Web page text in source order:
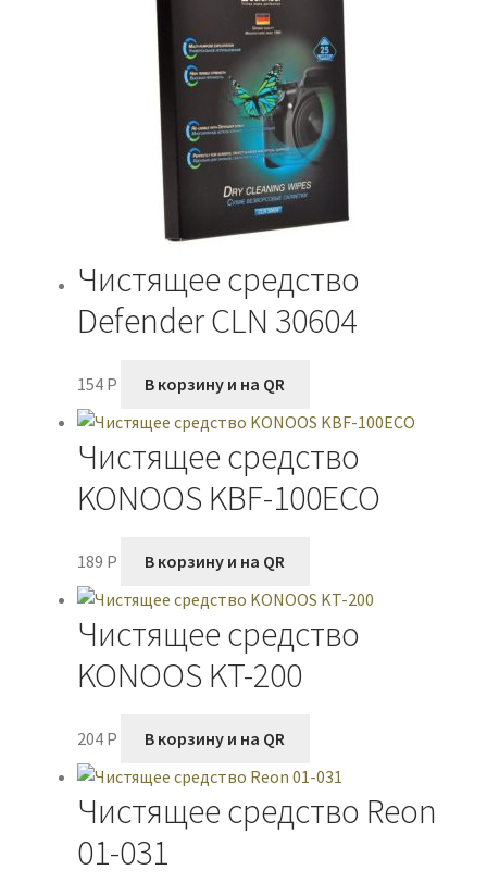
Чистящее средство
Defender CLN 30604
154 P В корзину и на QR
Чистящее средство
KONOOS KBF-100ECO
189 P В корзину и на QR
Чистящее средство
KONOOS KT-200
204 P В корзину и на QR
Чистящее средство Reon
01-031